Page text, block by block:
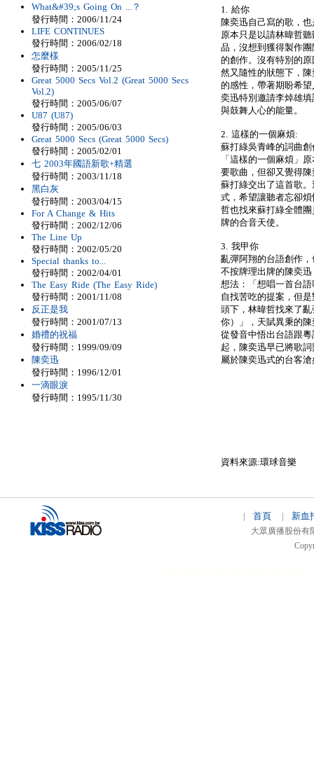
1. 給你
陳奕迅自己寫的歌，
原本只是以請林暐哲
品，沒想到獲得製作
的創作。沒有特別的
然又隨性的狀態下，
的感性，帶著期盼希
奕迅特別邀請李焯雄
與鼓舞人心的能量。
2. 這樣的一個麻煩:
蘇打綠吳青峰的詞曲
「這樣的一個麻煩」
要歌曲，但卻又覺得
蘇打綠交出了這首歌
式，希望讓聽者忘卻
哲也找來蘇打綠全體
牌的合音天使。
3. 我甲你
亂彈阿翔的台語創作
不按牌理出牌的陳奕
想法：「想唱一首台
自找苦吃的提案，但
頭下，林暐哲找來了
你）」，天賦異秉的
從發音中悟出台語跟
起，陳奕迅早已將歌
屬於陳奕迅式的台客滄
資料來源:環球音樂
What&#39;s Going On ...？
發行時間：2006/11/24
LIFE CONTINUES
發行時間：2006/02/18
怎麼樣
發行時間：2005/11/25
Great 5000 Secs Vol.2 (Great 5000 Secs
Vol.2)
發行時間：2005/06/07
U87 (U87)
發行時間：2005/06/03
Great 5000 Secs (Great 5000 Secs)
發行時間：2005/02/01
七 2003年國語新歌+精選
發行時間：2003/11/18
黑白灰
發行時間：2003/04/15
For A Change & Hits
發行時間：2002/12/06
The Line Up
發行時間：2002/05/20
Special thanks to...
發行時間：2002/04/01
The Easy Ride (The Easy Ride)
發行時間：2001/11/08
反正是我
發行時間：2001/07/13
婚禮的祝福
發行時間：1999/09/09
陳奕迅
發行時間：1996/12/01
一滴眼淚
發行時間：1995/11/30
首頁 新血
大眾廣播股份有